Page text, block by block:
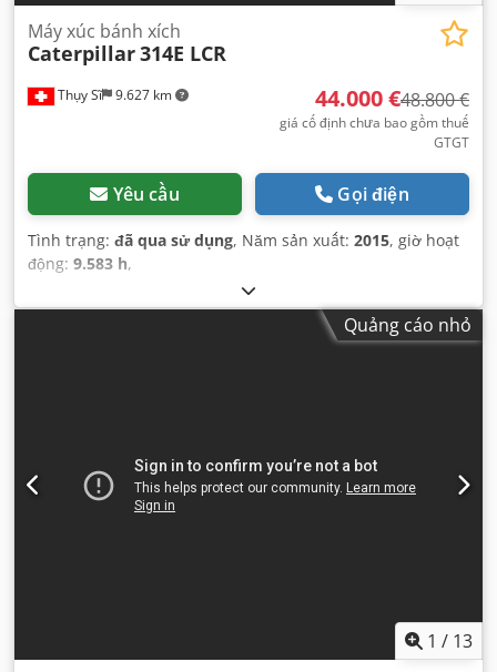
Thụy Sĩ 9.627 km
Máy xúc bánh xích
Caterpillar314E LCR
44.000 €48.800 €
giá cố định chưa bao gồm thuế
GTGT
Yêu cầu Gọi điện
Tình trạng: đã qua sử dụng, Năm sản xuất: 2015, giờ hoạt
động: 9.583 h,
Quảng cáo nhỏ
1 / 13